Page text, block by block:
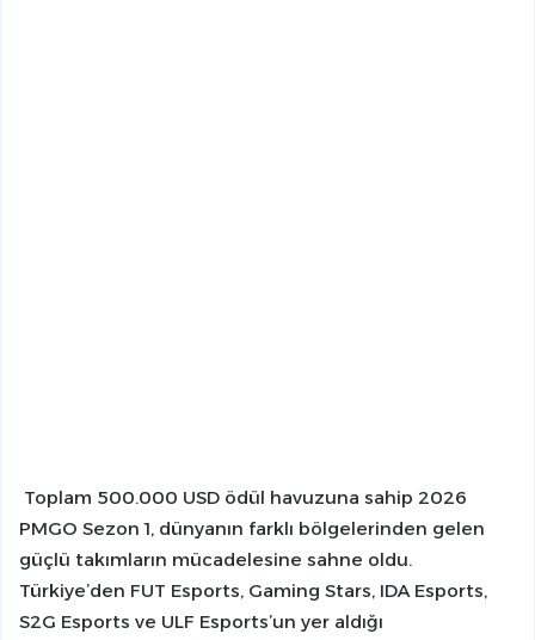
Toplam 500.000 USD ödül havuzuna sahip 2026
PMGO Sezon 1, dünyanın farklı bölgelerinden gelen
güçlü takımların mücadelesine sahne oldu.
Türkiye’den FUT Esports, Gaming Stars, IDA Esports,
S2G Esports ve ULF Esports’un yer aldığı